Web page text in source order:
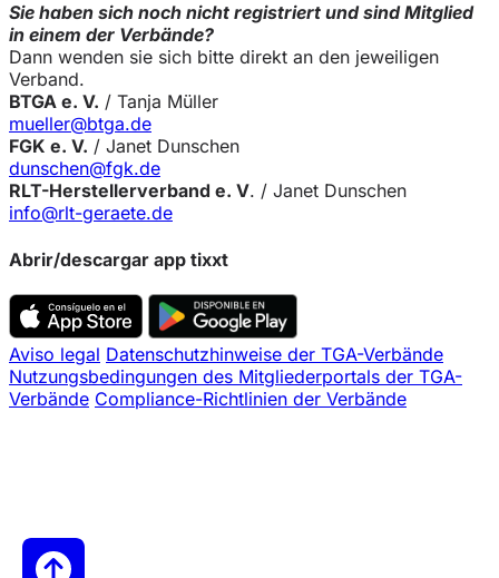
Sie haben sich noch nicht registriert und sind Mitglied
in einem der Verbände?
Dann wenden sie sich bitte direkt an den jeweiligen
Verband.
BTGA e. V. / Tanja Müller
mueller@btga.de
FGK e. V. / Janet Dunschen
dunschen@fgk.de
RLT-Herstellerverband e. V. / Janet Dunschen
info@rlt-geraete.de
Abrir/descargar app tixxt
Aviso legal Datenschutzhinweise der TGA-Verbände
Nutzungsbedingungen des Mitgliederportals der TGA-
Verbände Compliance-Richtlinien der Verbände